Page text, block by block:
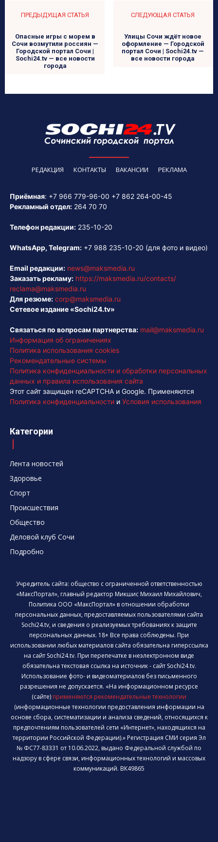
ПРЕДЫДУЩАЯ СТАТЬЯ
Опасные игры с морем в
Сочи возмутили россиян —
Городской портал Сочи |
Sochi24.tv — все новости
города
СЛЕДУЮЩАЯ СТАТЬЯ
Улицы Сочи ждёт новое
оформление — Городской
портал Сочи | Sochi24.tv —
все новости города
РЕДАКЦИЯ КОНТАКТЫ ВАКАНСИИ РЕКЛАМА
Приёмная: +7 966 779-96-00 +7 862 264-00-45
Рекламный отдел: 264 70 70
Телефон редакции: 235-10-20
WhatsApp, Telegram: +7 988 235-10-20 (для фото и видео)
Email редакции: news@maksmedia.ru
Заказать рекламу: https://maksmedia.ru/contacts/
reclama@maksmedia.ru
Для резюме: corp@maksmedia.ru
Сетевое издание «Sochi24.tv»
Связаться по вопросам партнерства: mail@maksmedia.ru
Информация об ограничениях
Политика использования cookies
Рекомендательные системы
Политика конфиденциальности и обработки персональных
данных и правила использования сайта
Этот сайт защищен reCAPTCHA и Google. Применяются
Политика конфиденциальности и Условия использования
Категории
Лента новостей
Здоровье
Спорт
Происшествия
Общество
Деловой клуб Сочи
Подробно
Учредитель сайта: общество с ограниченной ответственностью
«МаксПортал», главный редактор Микшис Михаил Михайлович,
Политика ООО «МаксПортал» в отношении обработки
персональных данных, предоставляемых пользователями сайта
Sochi24.tv, и сведения о реализуемых требованиях к защите
персональных данных. 18+ Все права соблюдены. При
использовании любых материалов сайта обязательна гиперссылка
на сайт Sochi24.tv. При перепечатке в неэлектронном виде
обязательна текстовая ссылка на источник - сайт Sochi24.tv.
Использование фото- и видеоматериалов без письменного
разрешения не допускается. «На информационном ресурсе
(сайте) применяются рекомендательные технологии
(информационные технологии предоставления информации на
основе сбора, систематизации и анализа сведений, относящихся к
предпочтениям пользователей сети «Интернет», находящихся на
территории Российской Федерации).» Регистрация СМИ серия Эл
№ ФС77-83331 от 10.06.2022, выдано Федеральной службой по
надзору в сфере связи, информационных технологий и массовых
коммуникаций. ВК49865